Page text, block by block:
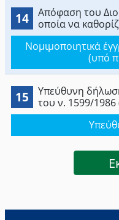
14
Απόφαση του
οποία να
γένει εποπτεία
κατασκήνωσης
ασκείται από
ιδιαίτερη
Νομιμοποιητικά
(υπό
15
Υπεύθυνη
του ν. 1599/1986
δηλώνεται ότι,
της, δεν
δίωξη και ότι
ή τελεσίδικη
δεν έχει
αδικήματα : α)
την οικογένεια